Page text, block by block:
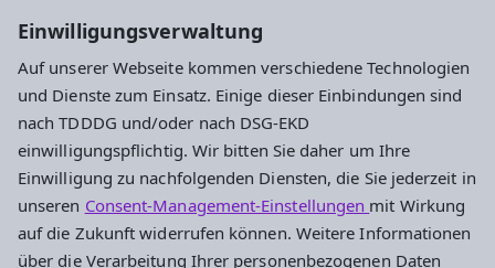
Einwilligungsverwaltung
Auf unserer Webseite kommen verschiedene Technologien
und Dienste zum Einsatz. Einige dieser Einbindungen sind
nach TDDDG und/oder nach DSG-EKD
einwilligungspflichtig. Wir bitten Sie daher um Ihre
Einwilligung zu nachfolgenden Diensten, die Sie jederzeit in
unseren Consent-Management-Einstellungen mit Wirkung
auf die Zukunft widerrufen können. Weitere Informationen
über die Verarbeitung Ihrer personenbezogenen Daten
Evangelisches Stadtjugendpfarramt
Frankfurt und Offenbach
Stalburgstraße 38
60318 Frankfurt am Main